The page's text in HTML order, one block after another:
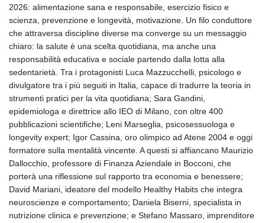
2026: alimentazione sana e responsabile, esercizio fisico e
scienza, prevenzione e longevità, motivazione. Un filo conduttore
che attraversa discipline diverse ma converge su un messaggio
chiaro: la salute è una scelta quotidiana, ma anche una
responsabilità educativa e sociale partendo dalla lotta alla
sedentarietà. Tra i protagonisti Luca Mazzucchelli, psicologo e
divulgatore tra i più seguiti in Italia, capace di tradurre la teoria in
strumenti pratici per la vita quotidiana; Sara Gandini,
epidemiologa e direttrice allo IEO di Milano, con oltre 400
pubblicazioni scientifiche; Leni Marseglia, psicosessuologa e
longevity expert; Igor Cassina, oro olimpico ad Atene 2004 e oggi
formatore sulla mentalità vincente. A questi si affiancano Maurizio
Dallocchio, professore di Finanza Aziendale in Bocconi, che
porterà una riflessione sul rapporto tra economia e benessere;
David Mariani, ideatore del modello Healthy Habits che integra
neuroscienze e comportamento; Daniela Biserni, specialista in
nutrizione clinica e prevenzione; e Stefano Massaro, imprenditore